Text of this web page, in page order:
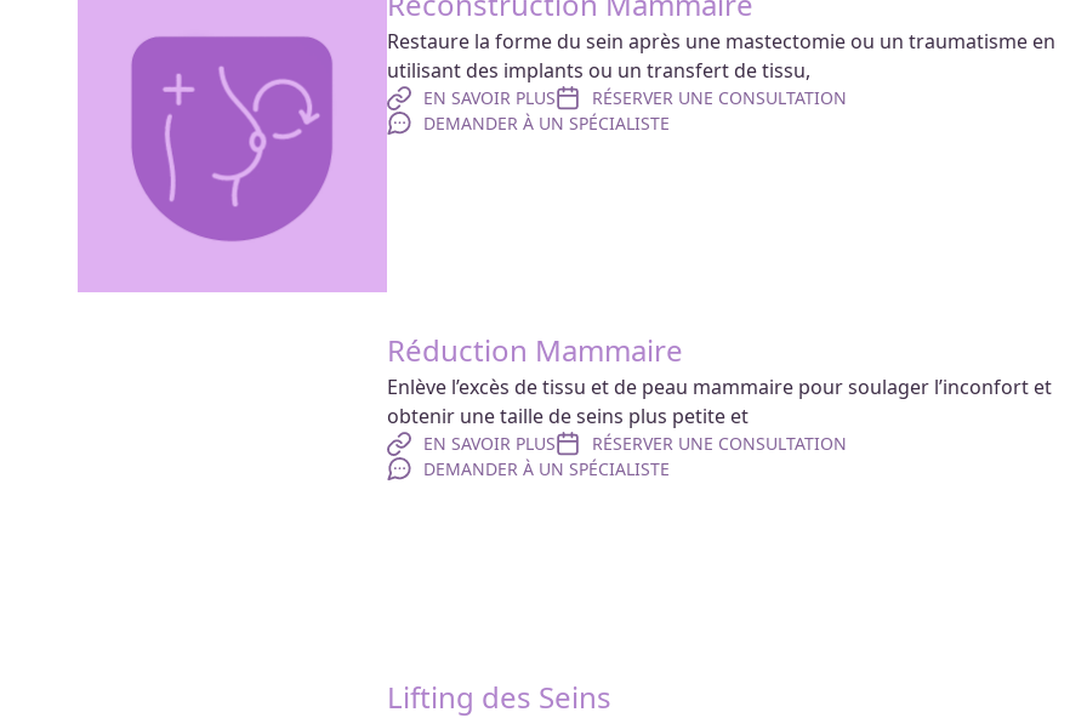
Restaure la forme du sein après une mastectomie ou un traumatisme en
utilisant des implants ou un transfert de tissu,
EN SAVOIR PLUS
RÉSERVER UNE CONSULTATION
DEMANDER À UN SPÉCIALISTE
Réduction Mammaire
Enlève l’excès de tissu et de peau mammaire pour soulager l’inconfort et
obtenir une taille de seins plus petite et
EN SAVOIR PLUS
RÉSERVER UNE CONSULTATION
DEMANDER À UN SPÉCIALISTE
Lifting des Seins